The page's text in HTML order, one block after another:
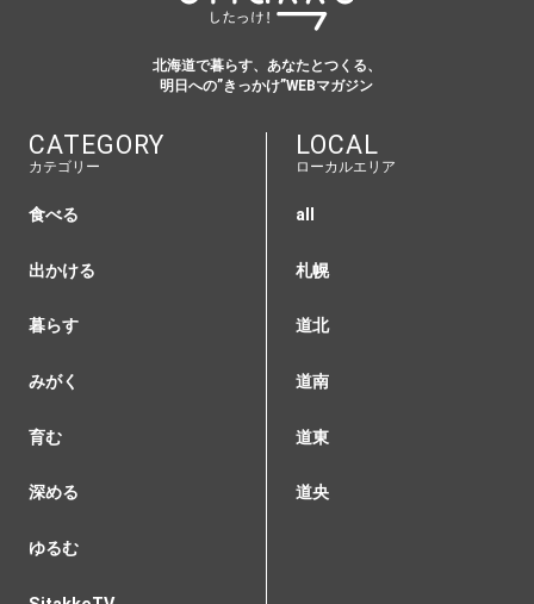
北海道で暮らす、あなたとつくる、
明日への”きっかけ”WEBマガジン
CATEGORY
カテゴリー
食べる
出かける
暮らす
みがく
育む
深める
ゆるむ
LOCAL
ローカルエリア
all
札幌
道北
道南
道東
道央